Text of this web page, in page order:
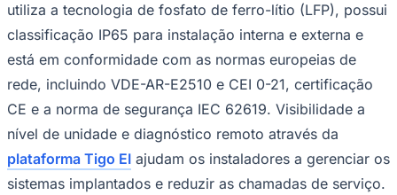
Juventude
utiliza a tecnologia de fosfato de ferro-lítio (LFP), possui
classificação IP65 para instalação interna e externa e
está em conformidade com as normas europeias de
rede, incluindo VDE-AR-E2510 e CEI 0-21, certificação
CE e a norma de segurança IEC 62619. Visibilidade a
nível de unidade e diagnóstico remoto através da
plataforma Tigo EI ajudam os instaladores a gerenciar os
sistemas implantados e reduzir as chamadas de serviço.